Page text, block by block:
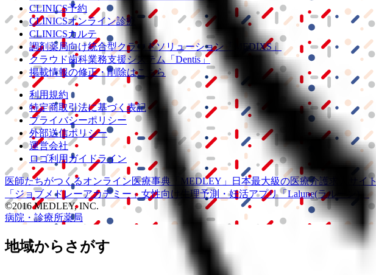
CLINICS予約
CLINICSオンライン診療
CLINICSカルテ
調剤薬局向け統合型クラウドソリューション 「MEDIXS」
クラウド歯科業務支援システム
「Dentis」
掲載情報の修正・削除はこちら
利用規約
特定商取引法に基づく表記
プライバシーポリシー
外部送信ポリシー
運営会社
ロゴ利用ガイドライン
医師たちがつくるオンライン医療事典 「MEDLEY」 日本最大級の医療介護求人サイト
「ジョブメドレーアカデミー」 女性向け 生理予測・妊活アプリ「Lalune(ラルーン)」
©2016 MEDLEY, INC.
病院・診療所薬局
地域からさがす